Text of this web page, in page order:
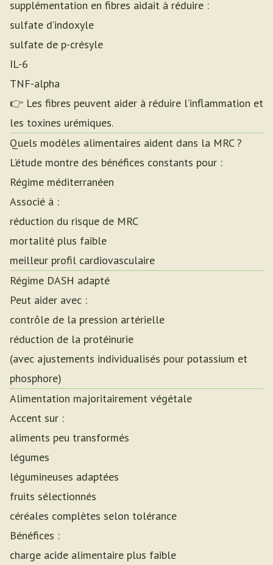
supplémentation en fibres aidait à réduire :
sulfate d’indoxyle
sulfate de p-crésyle
IL-6
TNF-alpha
👉 Les fibres peuvent aider à réduire l’inflammation et
les toxines urémiques.
Quels modèles alimentaires aident dans la MRC ?
L’étude montre des bénéfices constants pour :
Régime méditerranéen
Associé à :
réduction du risque de MRC
mortalité plus faible
meilleur profil cardiovasculaire
Régime DASH adapté
Peut aider avec :
contrôle de la pression artérielle
réduction de la protéinurie
(avec ajustements individualisés pour potassium et
phosphore)
Alimentation majoritairement végétale
Accent sur :
aliments peu transformés
légumes
légumineuses adaptées
fruits sélectionnés
céréales complètes selon tolérance
Bénéfices :
charge acide alimentaire plus faible